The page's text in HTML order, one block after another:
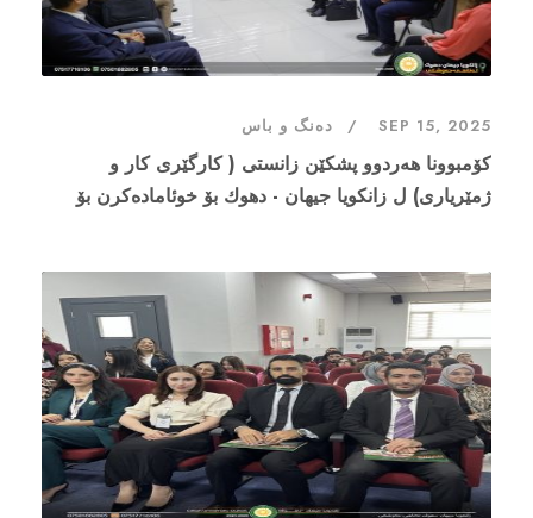
SEP 15, 2025 دەنگ و باس
‎كۆمبوونا هه‌ردوو پشكێن زانستى ( كارگێرى كار و
ژمێریارى) ل زانكویا جیهان - دهوك بۆ خوئاماده‌كرن بۆ